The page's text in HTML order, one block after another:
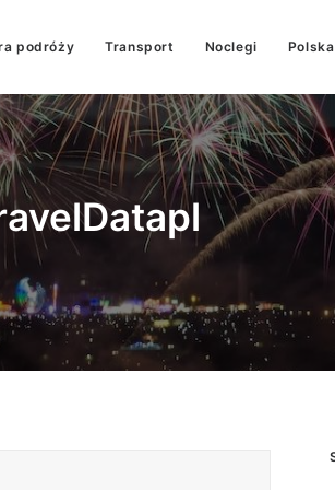
podróży Transport Noclegi Polska